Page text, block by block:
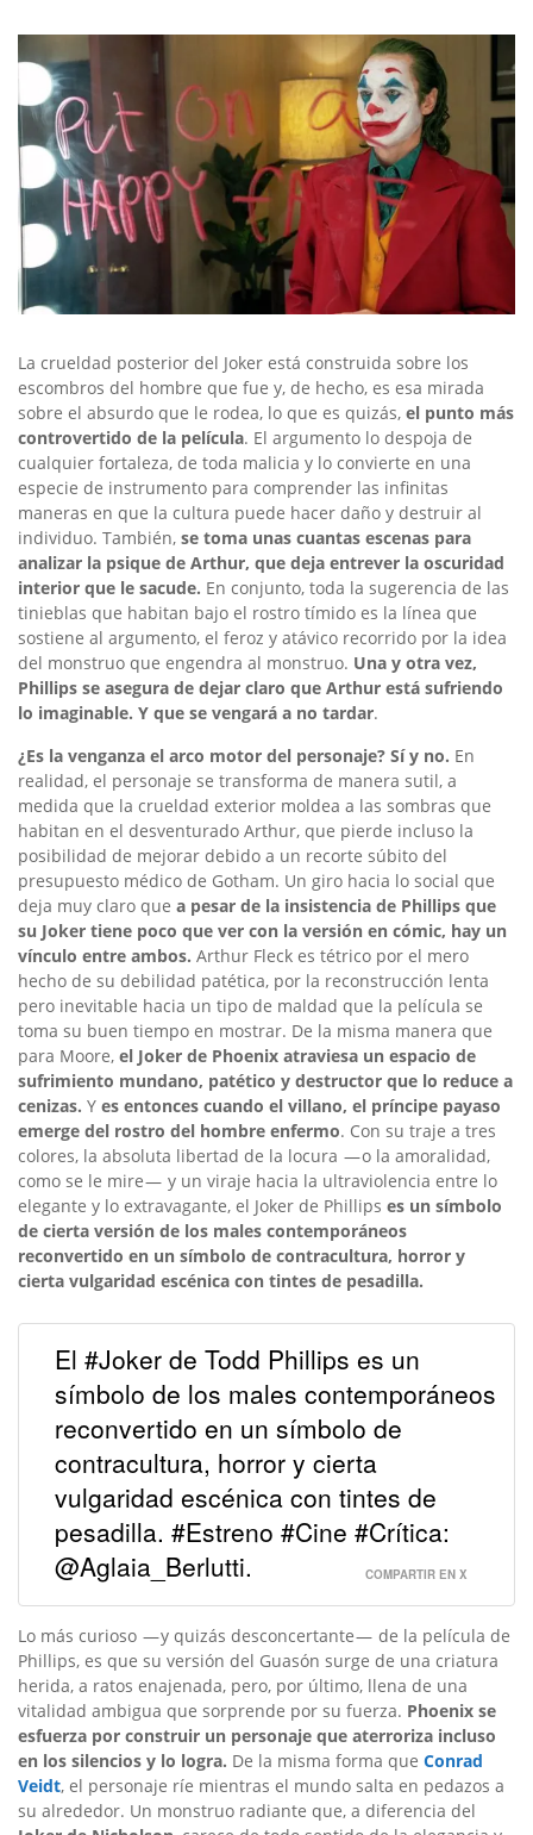
La crueldad posterior del Joker está construida sobre los
escombros del hombre que fue y, de hecho, es esa mirada
sobre el absurdo que le rodea, lo que es quizás, el punto más
controvertido de la película. El argumento lo despoja de
cualquier fortaleza, de toda malicia y lo convierte en una
especie de instrumento para comprender las infinitas
maneras en que la cultura puede hacer daño y destruir al
individuo. También, se toma unas cuantas escenas para
analizar la psique de Arthur, que deja entrever la oscuridad
interior que le sacude. En conjunto, toda la sugerencia de las
tinieblas que habitan bajo el rostro tímido es la línea que
sostiene al argumento, el feroz y atávico recorrido por la idea
del monstruo que engendra al monstruo. Una y otra vez,
Phillips se asegura de dejar claro que Arthur está sufriendo
lo imaginable. Y que se vengará a no tardar.
¿Es la venganza el arco motor del personaje? Sí y no. En
realidad, el personaje se transforma de manera sutil, a
medida que la crueldad exterior moldea a las sombras que
habitan en el desventurado Arthur, que pierde incluso la
posibilidad de mejorar debido a un recorte súbito del
presupuesto médico de Gotham. Un giro hacia lo social que
deja muy claro que a pesar de la insistencia de Phillips que
su Joker tiene poco que ver con la versión en cómic, hay un
vínculo entre ambos. Arthur Fleck es tétrico por el mero
hecho de su debilidad patética, por la reconstrucción lenta
pero inevitable hacia un tipo de maldad que la película se
toma su buen tiempo en mostrar. De la misma manera que
para Moore, el Joker de Phoenix atraviesa un espacio de
sufrimiento mundano, patético y destructor que lo reduce a
cenizas. Y es entonces cuando el villano, el príncipe payaso
emerge del rostro del hombre enfermo. Con su traje a tres
colores, la absoluta libertad de la locura — o la amoralidad,
como se le mire — y un viraje hacia la ultraviolencia entre lo
elegante y lo extravagante, el Joker de Phillips es un símbolo
de cierta versión de los males contemporáneos
reconvertido en un símbolo de contracultura, horror y
cierta vulgaridad escénica con tintes de pesadilla.
El #Joker de Todd Phillips es un
símbolo de los males contemporáneos
reconvertido en un símbolo de
contracultura, horror y cierta
vulgaridad escénica con tintes de
pesadilla. #Estreno #Cine #Crítica:
@Aglaia_Berlutti.
COMPARTIR EN X
Lo más curioso — y quizás desconcertante — de la película de
Phillips, es que su versión del Guasón surge de una criatura
herida, a ratos enajenada, pero, por último, llena de una
vitalidad ambigua que sorprende por su fuerza. Phoenix se
esfuerza por construir un personaje que aterroriza incluso
en los silencios y lo logra. De la misma forma que Conrad
Veidt, el personaje ríe mientras el mundo salta en pedazos a
su alrededor. Un monstruo radiante que, a diferencia del